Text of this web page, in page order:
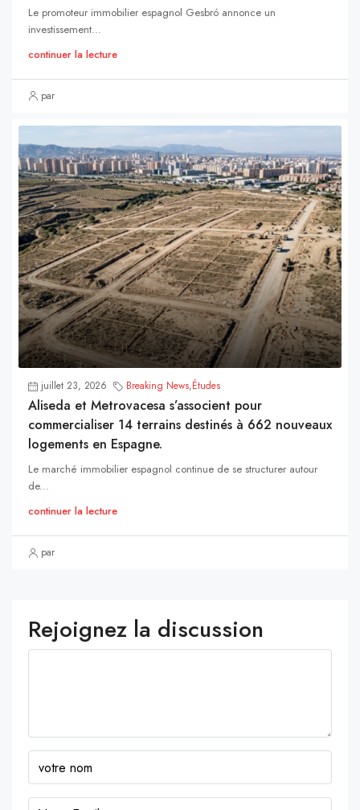
Le promoteur immobilier espagnol Gesbró annonce un
investissement...
continuer la lecture
par
juillet 23, 2026 Breaking News,Études
Aliseda et Metrovacesa s’associent pour
commercialiser 14 terrains destinés à 662 nouveaux
logements en Espagne.
Le marché immobilier espagnol continue de se structurer autour
de...
continuer la lecture
par
Rejoignez la discussion